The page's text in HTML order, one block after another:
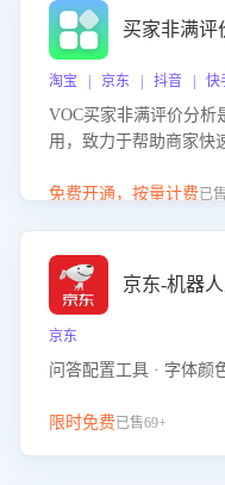
能力，阻断差评扩散，
续提升。
买家非满评
淘宝 | 京东 | 抖音 | 快
VOC买家非满评价分
用，致力于帮助商家快
客服原因或其它部门原
改，有效提升客户满意
免费开通，按量计费已
京东-机器
京东
问答配置工具 · 字体颜
限时免费已售69+